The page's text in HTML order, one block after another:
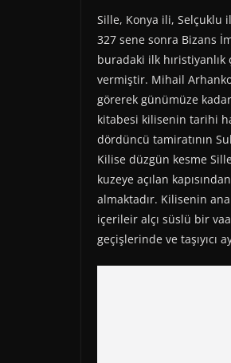
Sille, Konya ili, Selçuklu
327 sene sonra Bizans
buradaki ilk
vermiştir. Mihail
görerek günümüze
kitabesi kilisenin tarihi
dördüncü tamiratının
Kilise düzgün kesme
kuzeye açılan
almaktadır. Kilisenin
içerileir alçı süslü bir
geçişlerinde ve